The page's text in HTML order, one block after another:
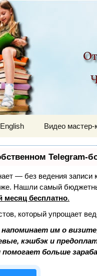
English Видео мастер-
Telegram-
— без ведения
Нашли самый
месяц бесплатно.
который упрощает
им о
кэшбэк и
помогает больше